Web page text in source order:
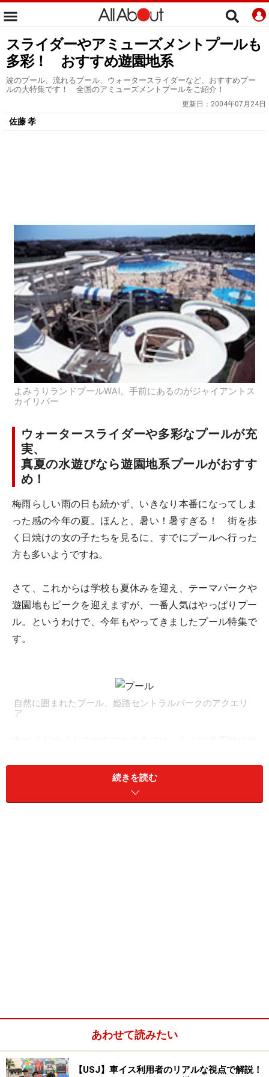
スライダーやアミューズメントプールも
多彩！ おすすめ遊園地系
波のプール、流れるプール、ウォータースライダーなど、おすすめプー
ルの大特集です！ 全国のアミューズメントプールをご紹介！
更新日： 2004年07月24日
佐藤 孝
よみうりランドプールWAI。手前にあるのがジャイアントス
カイリバー
ウォータースライダーや多彩なプールが充
実、
真夏の水遊びなら遊園地系プールがおすす
め！
梅雨らしい雨の日も続かず、いきなり本番になってしま
った感の今年の夏。ほんと、暑い！暑すぎる！ 街を歩
く日焼けの女の子たちを見るに、すでにプールへ行った
方も多いようですね。
さて、これからは学校も夏休みを迎え、テーマパークや
遊園地もピークを迎えますが、一番人気はやっぱりプー
ル。というわけで、今年もやってきましたプール特集で
す。
自然に囲まれたプール、姫路セントラルパークのアクエリ
ア
ライダーがあったり、流れるプールや波のプールなど多
彩なプールがあるのはもちろん、プールで遊んだ後にア
東武動物公園 スーパープール
西武園ゆうえんち
続きを読む
あわせて読みたい
【USJ】車イス利用者のリアルな視点で解説！